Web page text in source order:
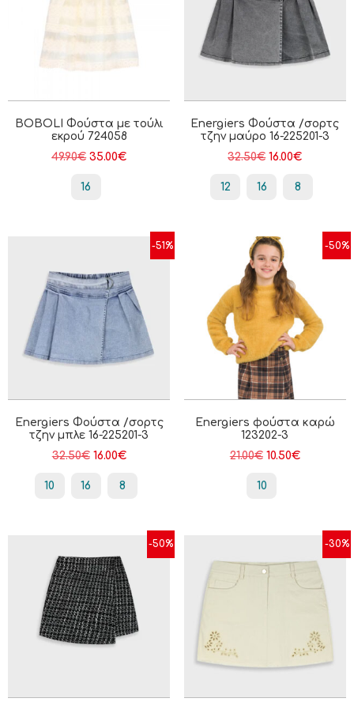
BOBOLI Φούστα με τούλι
εκρού 724058
49.90€ 35.00€
16
Energiers Φούστα /σορτς
τζην μαύρο 16-225201-3
32.50€ 16.00€
12 16 8
-51%
Energiers Φούστα /σορτς
τζην μπλε 16-225201-3
32.50€ 16.00€
10 16 8
-50%
Energiers φούστα καρώ
123202-3
21.00€ 10.50€
10
-50% -30%